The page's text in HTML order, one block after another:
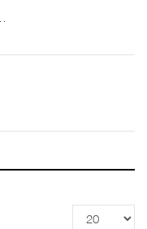
Cantidad